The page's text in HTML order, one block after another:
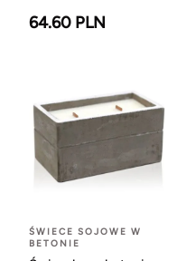
64.60 PLN
ŚWIECE SOJOWE W
BETONIE